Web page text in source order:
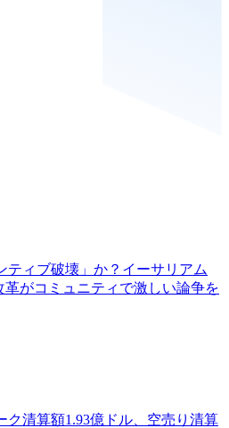
ティブ破壊」か？イーサリアム
革がコミュニティで激しい論争を
ク清算額1.93億ドル、空売り清算